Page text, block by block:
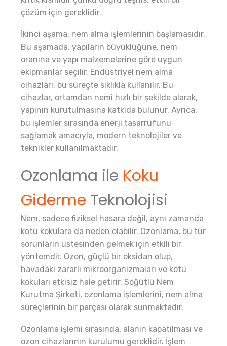
çözüm için gereklidir.
İkinci aşama, nem alma işlemlerinin başlamasıdır.
Bu aşamada, yapıların büyüklüğüne, nem
oranına ve yapı malzemelerine göre uygun
ekipmanlar seçilir. Endüstriyel nem alma
cihazları, bu süreçte sıklıkla kullanılır. Bu
cihazlar, ortamdan nemi hızlı bir şekilde alarak,
yapının kurutulmasına katkıda bulunur. Ayrıca,
bu işlemler sırasında enerji tasarrufunu
sağlamak amacıyla, modern teknolojiler ve
teknikler kullanılmaktadır.
Ozonlama ile Koku
Giderme Teknolojisi
Nem, sadece fiziksel hasara değil, aynı zamanda
kötü kokulara da neden olabilir. Ozonlama, bu tür
sorunların üstesinden gelmek için etkili bir
yöntemdir. Ozon, güçlü bir oksidan olup,
havadaki zararlı mikroorganizmaları ve kötü
kokuları etkisiz hale getirir. Söğütlü Nem
Kurutma Şirketi, ozonlama işlemlerini, nem alma
süreçlerinin bir parçası olarak sunmaktadır.
Ozonlama işlemi sırasında, alanın kapatılması ve
ozon cihazlarının kurulumu gereklidir. İşlem